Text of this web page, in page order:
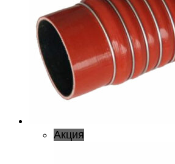
Акция